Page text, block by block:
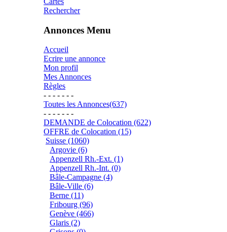
Rechercher
Annonces Menu
Accueil
Ecrire une annonce
Mon profil
Mes Annonces
Règles
- - - - - - -
Toutes les Annonces(637)
- - - - - - -
DEMANDE de Colocation (622)
OFFRE de Colocation (15)
Suisse (1060)
Argovie (6)
Appenzell Rh.-Ext. (1)
Appenzell Rh.-Int. (0)
Bâle-Campagne (4)
Bâle-Ville (6)
Berne (11)
Fribourg (96)
Genève (466)
Glaris (2)